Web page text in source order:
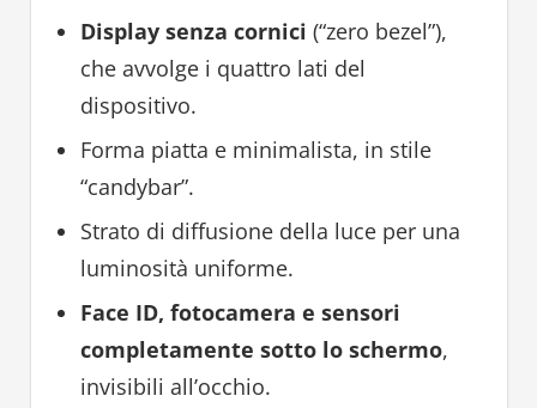
Display senza cornici (“zero bezel”),
che avvolge i quattro lati del
dispositivo.
Forma piatta e minimalista, in stile
“candybar”.
Strato di diffusione della luce per una
luminosità uniforme.
Face ID, fotocamera e sensori
completamente sotto lo schermo,
invisibili all’occhio.